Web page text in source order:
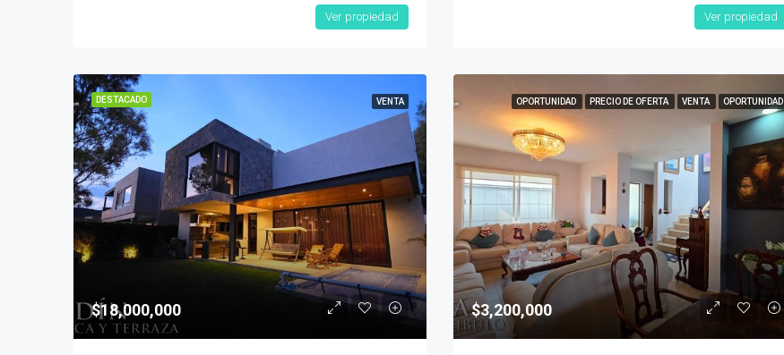
Ver propiedad Ver propiedad
DESTACADO VENTA
$18,000,000
OPORTUNIDAD PRECIO DE OFERTA VENTA OPORTUNIDAD
$3,200,000